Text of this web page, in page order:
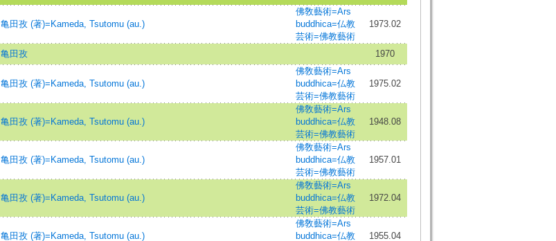
亀田孜 (著)=Kameda, Tsutomu (au.)
佛敎藝術=Ars
buddhica=仏教
芸術=佛教藝術
1973.02
亀田孜
1970
亀田孜 (著)=Kameda, Tsutomu (au.)
佛敎藝術=Ars
buddhica=仏教
芸術=佛教藝術
1975.02
亀田孜 (著)=Kameda, Tsutomu (au.)
佛敎藝術=Ars
buddhica=仏教
芸術=佛教藝術
1948.08
亀田孜 (著)=Kameda, Tsutomu (au.)
佛敎藝術=Ars
buddhica=仏教
芸術=佛教藝術
1957.01
亀田孜 (著)=Kameda, Tsutomu (au.)
佛敎藝術=Ars
buddhica=仏教
芸術=佛教藝術
1972.04
亀田孜 (著)=Kameda, Tsutomu (au.)
佛敎藝術=Ars
buddhica=仏教
1955.04